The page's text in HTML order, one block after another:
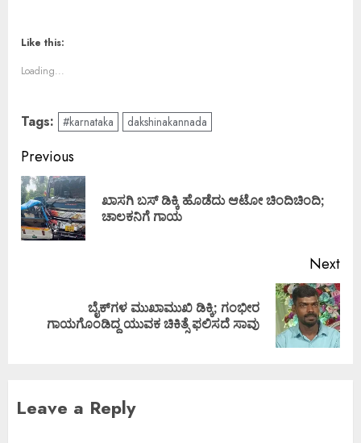
Like this:
Loading...
Tags: #karnataka dakshinakannada
Previous
ಖಾಸಗಿ ಬಸ್ ಡಿಕ್ಕಿ ಹೊಡೆದು ಆಟೋ ಚಿಂದಿಚಿಂದಿ;
ಚಾಲಕನಿಗೆ ಗಾಯ
Next
ಬೈಕ್‌ಗಳ ಮುಖಾಮುಖಿ ಡಿಕ್ಕಿ; ಗಂಭೀರ
ಗಾಯಗೊಂಡಿದ್ದ ಯುವಕ ಚಿಕಿತ್ಸೆ ಫಲಿಸದೆ ಸಾವು
Leave a Reply